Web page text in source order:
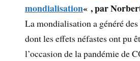
mondialisation« , par
La mondialisation a généré
dont les effets néfastes ont pu
l’occasion de la pandémie de